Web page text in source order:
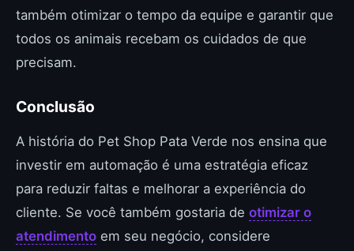
também otimizar o tempo da equipe e garantir que
todos os animais recebam os cuidados de que
precisam.
Conclusão
A história do Pet Shop Pata Verde nos ensina que
investir em automação é uma estratégia eficaz
para reduzir faltas e melhorar a experiência do
cliente. Se você também gostaria de otimizar o
atendimento em seu negócio, considere